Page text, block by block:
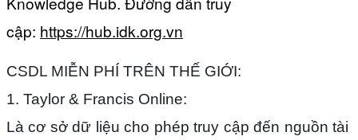
cập: https://hub.idk.org.vn
CSDL MIỄN PHÍ TRÊN THẾ GIỚI:
1. Taylor & Francis Online:
Là cơ sở dữ liệu cho phép truy cập đến nguồn tài